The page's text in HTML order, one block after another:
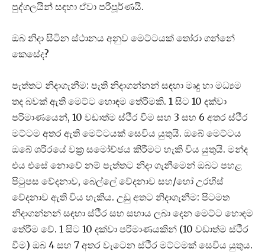
පුද්ගලයින් සඳහා ඒවා පරිපූර්ණයි.
ඔබ නිදා සිටින ස්ථානය අනුව මෙට්ටයක් තෝරා ගන්නේ
කෙසේද?
පැත්තට නිදාගැනීම: පැති නිදාගන්නන් සඳහා මෘදු හා මධ්‍යම
තද බවක් ඇති මෙට්ට හොඳම තේරීමකි. 1 සිට 10 දක්වා
පරිමාණයෙන්, 10 වඩාත්ම ස්ථීර වීම සහ 3 සහ 6 අතර ස්ථීර
මට්ටම අතර ඇති මෙට්ටයක් සෙවිය යුතුයි. ඔබේ මෙට්ටය
ඔබේ ශරීරයේ වක්‍ර සමෝච්ඡය කිරීමට හැකි විය යුතුයි. මන්ද
එය එසේ නොවේ නම් පැත්තට නිදා ගැනීමෙන් ඔබට පහළ
පිටුපස වේදනාව, බෙල්ලේ වේදනාව සහ/හෝ උරහිස්
වේදනාව ඇති විය හැකිය. උඩු අතට නිදාගැනීම: පිටමත
නිදාගන්නන් සඳහා ස්ථීර සහ සහාය ලබා දෙන මෙට්ට හොඳම
තේරීම වේ. 1 සිට 10 දක්වා පරිමාණයකින් (10 වඩාත්ම ස්ථීර
වීම) ඔබ 4 සහ 7 අතර වැටෙන ස්ථීර මට්ටමක් සෙවිය යුතුය.